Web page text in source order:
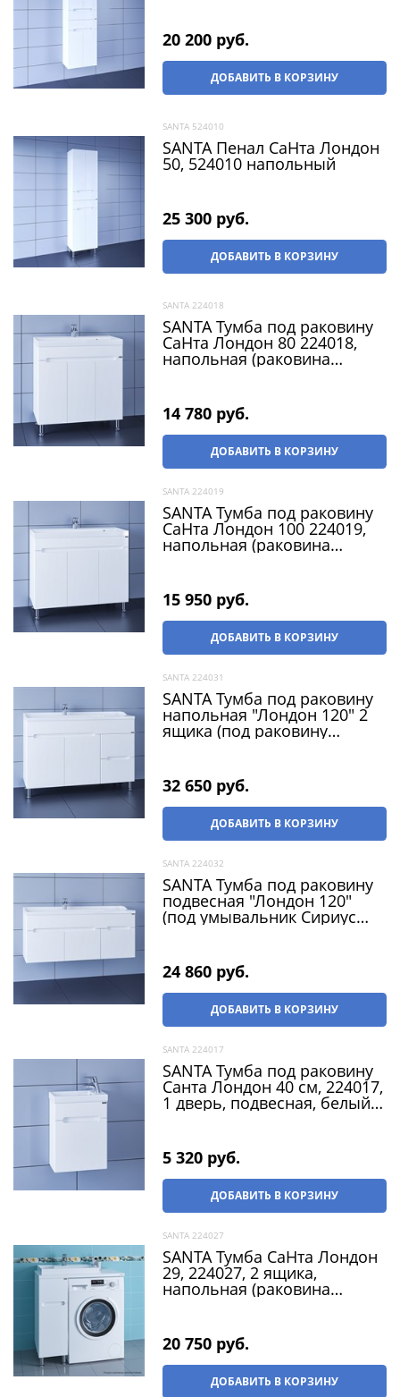
20 200 руб.
ДОБАВИТЬ В КОРЗИНУ
SANTA 524010
SANTA Пенал СаНта Лондон
50, 524010 напольный
25 300 руб.
ДОБАВИТЬ В КОРЗИНУ
SANTA 224018
SANTA Тумба под раковину
СаНта Лондон 80 224018,
напольная (раковина
14 780 руб.
ДОБАВИТЬ В КОРЗИНУ
SANTA 224019
SANTA Тумба под раковину
СаНта Лондон 100 224019,
напольная (раковина
15 950 руб.
ДОБАВИТЬ В КОРЗИНУ
SANTA 224031
SANTA Тумба под раковину
напольная "Лондон 120" 2
ящика (под раковину
32 650 руб.
ДОБАВИТЬ В КОРЗИНУ
SANTA 224032
SANTA Тумба под раковину
подвесная "Лондон 120"
(под умывальник Сириус
24 860 руб.
ДОБАВИТЬ В КОРЗИНУ
SANTA 224017
SANTA Тумба под раковину
Санта Лондон 40 см, 224017,
1 дверь, подвесная, белый
5 320 руб.
ДОБАВИТЬ В КОРЗИНУ
SANTA 224027
SANTA Тумба СаНта Лондон
29, 224027, 2 ящика,
напольная (раковина
20 750 руб.
ДОБАВИТЬ В КОРЗИНУ